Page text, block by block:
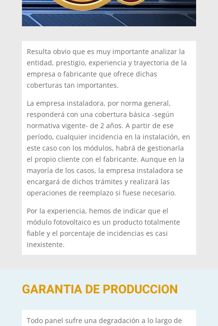
Resulta obvio que es muy importante analizar la
entidad, prestigio, experiencia y trayectoria de la
empresa o fabricante que ofrece dichas
coberturas tan importantes.
La empresa instaladora, por norma general,
responderá con una cobertura básica -según
normativa vigente- de 2 años. A partir de ese
período, cualquier incidencia en la instalación, en
este caso con los módulos, habrá de gestionarla
el propio cliente con el fabricante. Aunque en la
mayoría de los casos, la empresa instaladora se
encargará de dichos trámites y realizará las
operaciones de reemplazo si fuese necesario.
Por la experiencia, hemos de indicar que el
módulo fotovoltaico es un producto totalmente
fiable y el porcentaje de incidencias es casi
inexistente.
GARANTIA DE PRODUCCION
Todo panel sufre una degradación a lo largo de